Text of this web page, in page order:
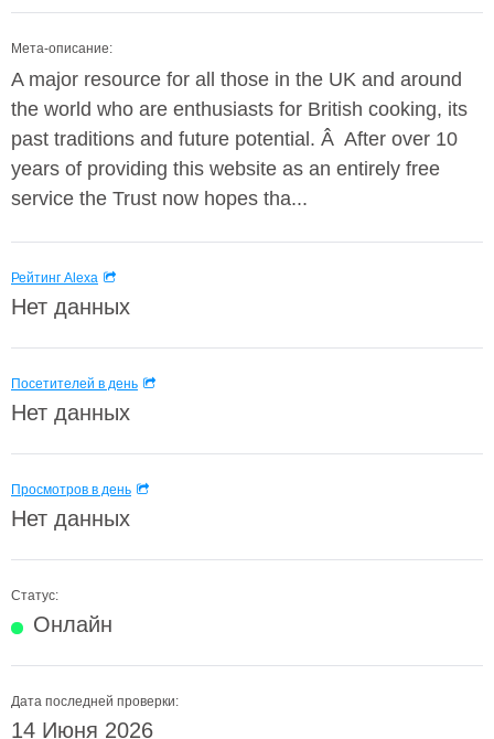
Мета-описание:
A major resource for all those in the UK and around
the world who are enthusiasts for British cooking, its
past traditions and future potential. Â After over 10
years of providing this website as an entirely free
service the Trust now hopes tha...
Рейтинг Alexa
Нет данных
Посетителей в день
Нет данных
Просмотров в день
Нет данных
Статус:
Онлайн
Дата последней проверки:
14 Июня 2026